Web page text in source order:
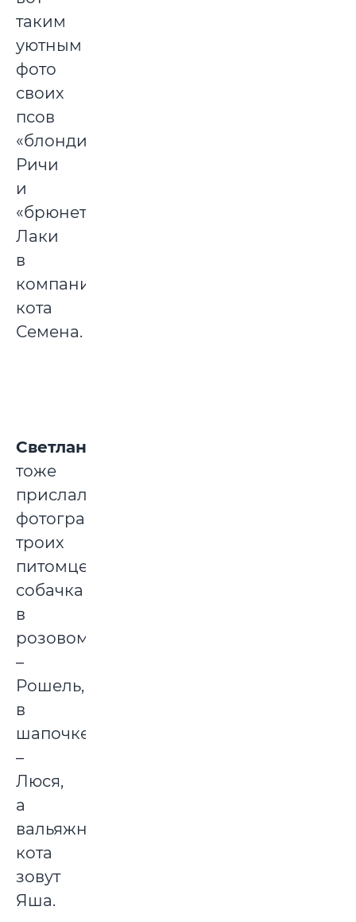
таким
уютным
фото
своих
псов
«блондина»
Ричи
и
«брюнета»
Лаки
в
компании
кота
Семена.
Светлана
тоже
прислала
фотографии
троих
питомцев:
собачка
в
розовом
–
Рошель,
в
шапочке
–
Люся,
а
вальяжного
кота
зовут
Яша.